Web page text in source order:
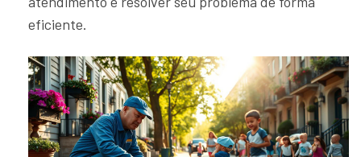
eficiente.